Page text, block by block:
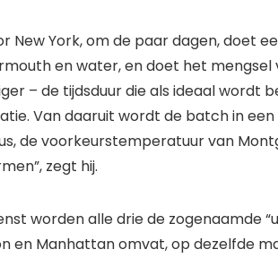
New York, om de paar dagen, doet
en water, en doet het
– de tijdsduur die als ideaal wordt
Van daaruit wordt de batch in
de voorkeurstemperatuur van
zegt hij.
worden alle drie de zogenaamde
en Manhattan omvat, op dezelfde